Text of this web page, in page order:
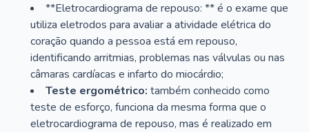
**Eletrocardiograma de repouso: ** é o exame que
utiliza eletrodos para avaliar a atividade elétrica do
coração quando a pessoa está em repouso,
identificando arritmias, problemas nas válvulas ou nas
câmaras cardíacas e infarto do miocárdio;
Teste ergométrico: também conhecido como
teste de esforço, funciona da mesma forma que o
eletrocardiograma de repouso, mas é realizado em